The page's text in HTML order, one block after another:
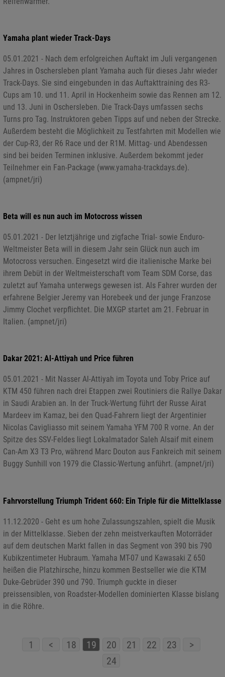
Yamaha plant wieder Track-Days
05.01.2021 - Nach dem erfolgreichen Auftakt im Juli vergangenen
Jahres in Oschersleben plant Yamaha auch für dieses Jahr wieder
Track-Days. Sie sind eingebunden in das Auftakttraining des R3-
Cups am 10. und 11. April in Hockenheim sowie das Rennen am 12.
und 13. Juni in Oschersleben. Die Track-Days umfassen sechs
Turns pro Tag. Instruktoren geben Tipps auf und neben der Strecke.
Außerdem besteht die Möglichkeit zu Testfahrten mit Modellen wie
der Cup-R3, der R6 Race und der R1M. Mittag- und Abendessen
sind bei beiden Terminen inklusive. Außerdem bekommt jeder
Teilnehmer ein Fan-Package (www.yamaha-trackdays.de).
(ampnet/jri)
Beta will es nun auch im Motocross wissen
05.01.2021 - Der letztjährige und zigfache Trial- sowie Enduro-
Weltmeister Beta will in diesem Jahr sein Glück nun auch im
Motocross versuchen. Eingesetzt wird die italienische Marke bei
ihrem Debüt in der Weltmeisterschaft vom Team SDM Corse, das
zuletzt auf Yamaha unterwegs gewesen ist. Als Fahrer wurden der
erfahrene Belgier Jeremy van Horebeek und der junge Franzose
Jimmy Clochet verpflichtet. Die MXGP startet am 21. Februar in
Italien. (ampnet/jri)
Dakar 2021: Al-Attiyah und Price führen
05.01.2021 - Mit Nasser Al-Attiyah im Toyota und Toby Price auf
KTM 450 führen nach drei Etappen zwei Routiniers die Rallye Dakar
in Saudi Arabien an. In der Truck-Wertung führt der Russe Airat
Mardeev im Kamaz, bei den Quad-Fahrern liegt der Argentinier
Nicolas Cavigliasso mit seinem Yamaha YFM 700 R vorne. An der
Spitze des SSV-Feldes liegt Lokalmatador Saleh Alsaif mit einem
Can-Am X3 T3 Pro, während Marc Douton aus Fankreich mit seinem
Buggy Sunhill von 1979 die Classic-Wertung anführt. (ampnet/jri)
Fahrvorstellung Triumph Trident 660: Ein Triple für die Mittelklasse
11.12.2020 - Geht es um hohe Zulassungszahlen, spielt die Musik
in der Mittelklasse. Sieben der zehn meistverkauften Motorräder
auf dem deutschen Markt fallen in das Segment von 390 bis 790
Kubikzentimeter Hubraum. Yamaha MT-07 und Kawasaki Z 650
heißen die Platzhirsche, hinzu kommen Bestseller wie die KTM
Duke-Gebrüder 390 und 790. Triumph guckte in dieser
preissensiblen, von Roadster-Modellen dominierten Klasse bislang
in die Röhre.
1 < 18 19 20 21 22 23
>
24